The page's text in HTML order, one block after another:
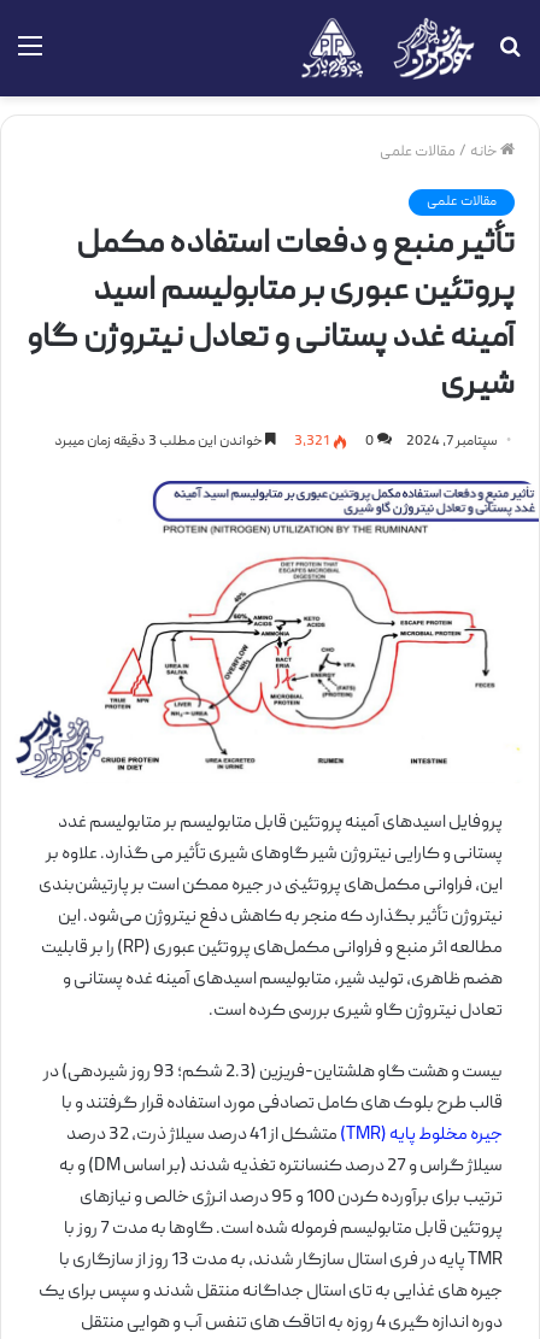
جستجو
خانه / مقالات علمی
مقالات علمی
تأثیر منبع و دفعات استفاده مکمل
پروتئین عبوری بر متابولیسم اسید
آمینه غدد پستانی و تعادل نیتروژن گاو
شیری
سپتامبر 7, 2024 0
3,321 خواندن این مطلب 3 دقیقه زمان میبرد
پروفایل اسیدهای آمینه پروتئین قابل متابولیسم بر متابولیسم غدد
پستانی و کارایی نیتروژن شیر گاوهای شیری تأثیر می گذارد. علاوه بر
این، فراوانی مکمل‌های پروتئینی در جیره ممکن است بر پارتیشن‌بندی
نیتروژن تأثیر بگذارد که منجر به کاهش دفع نیتروژن می‌شود. این
مطالعه اثر منبع و فراوانی مکمل‌های پروتئین عبوری (RP) را بر قابلیت
هضم ظاهری، تولید شیر، متابولیسم اسیدهای آمینه غده پستانی و
تعادل نیتروژن گاو شیری بررسی کرده است.
بیست و هشت گاو هلشتاین-فریزین (2.3 شکم؛ 93 روز شیردهی) در
قالب طرح بلوک های کامل تصادفی مورد استفاده قرار گرفتند و با
جیره مخلوط پایه (TMR)
متشکل از 41 درصد سیلاژ ذرت، 32 درصد
سیلاژ گراس و 27 درصد کنسانتره تغذیه شدند (بر اساس DM) و به
ترتیب برای برآورده کردن 100 و 95 درصد انرژی خالص و نیازهای
پروتئین قابل متابولیسم فرموله شده است. گاوها به مدت 7 روز با
TMR پایه در فری استال سازگار شدند، به مدت 13 روز از سازگاری با
جیره های غذایی به تای استال جداگانه منتقل شدند و سپس برای یک
دوره اندازه گیری 4 روزه به اتاقک های تنفس آب و هوایی منتقل